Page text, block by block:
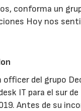
conforma un
Hoy nos
del grupo
IT para el sur
Antes de su